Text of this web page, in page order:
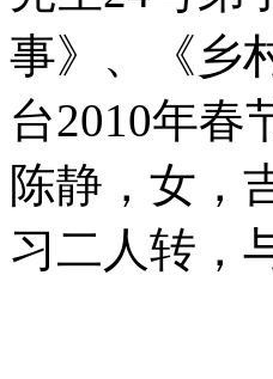
事》、《乡
台2010年春
陈静，女，
习二人转，